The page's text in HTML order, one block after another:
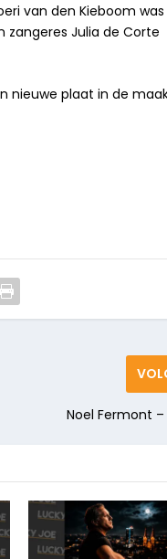
van den Kieboom was
zangeres Julia de Corte
nieuwe plaat in de
Noel Fermont –